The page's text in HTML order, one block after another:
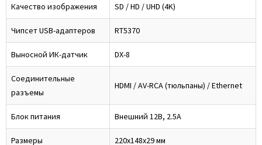
Качество изображения SD / HD / UHD (4K)
Чипсет USB-адаптеров RT5370
Выносной ИК-датчик DX-8
Соединительные
разъемы
HDMI / AV-RCA (тюльпаны) / Ethernet
Блок питания Внешний 12В, 2.5А
Размеры 220x148x29 мм